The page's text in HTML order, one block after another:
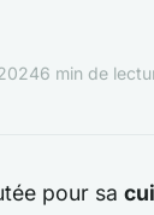
6 min de
pour sa